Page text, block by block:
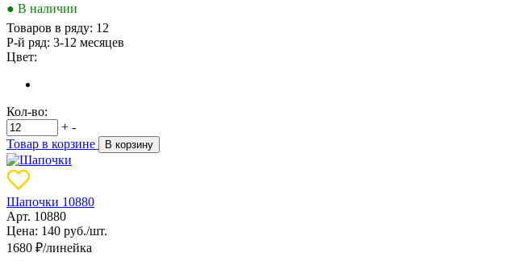
● В наличии
Товаров в ряду: 12
Р-й ряд: 3-12 месяцев
Цвет:
Кол-во:
+ -
Товар в корзине
В корзину
Шапочки 10880
Арт. 10880
Цена: 140 руб./шт.
1680 ₽/линейка